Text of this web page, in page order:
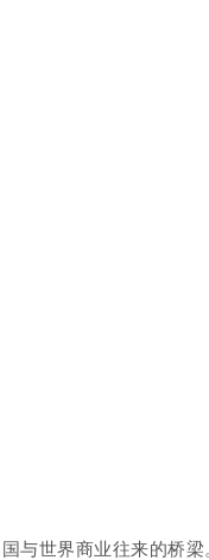
与世界商业往来的桥